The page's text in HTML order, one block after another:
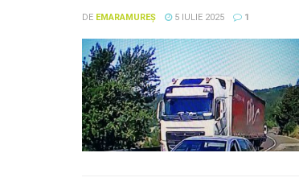
DE EMARAMUREȘ 5 IULIE 2025 1